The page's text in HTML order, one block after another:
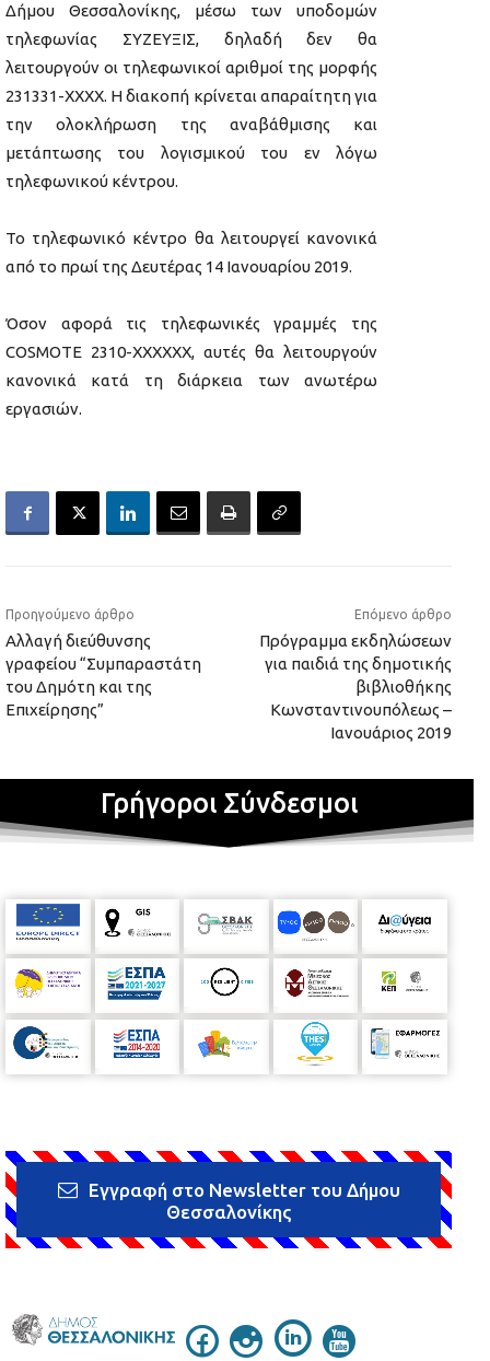
Δήμου Θεσσαλονίκης, μέσω των υποδομών
τηλεφωνίας ΣΥΖΕΥΞΙΣ, δηλαδή δεν θα
λειτουργούν οι τηλεφωνικοί αριθμοί της μορφής
231331-ΧΧΧΧ. Η διακοπή κρίνεται απαραίτητη για
την ολοκλήρωση της αναβάθμισης και
μετάπτωσης του λογισμικού του εν λόγω
τηλεφωνικού κέντρου.
Το τηλεφωνικό κέντρο θα λειτουργεί κανονικά
από το πρωί της Δευτέρας 14 Ιανουαρίου 2019.
Όσον αφορά τις τηλεφωνικές γραμμές της
COSMOTE 2310-ΧΧΧΧΧΧ, αυτές θα λειτουργούν
κανονικά κατά τη διάρκεια των ανωτέρω
εργασιών.
Προηγούμενο άρθρο
Αλλαγή διεύθυνσης
γραφείου “Συμπαραστάτη
του Δημότη και της
Επιχείρησης”
Επόμενο άρθρο
Πρόγραμμα εκδηλώσεων
για παιδιά της δημοτικής
βιβλιοθήκης
Κωνσταντινουπόλεως –
Ιανουάριος 2019
Γρήγοροι Σύνδεσμοι
Εγγραφή στο Newsletter του Δήμου
Θεσσαλονίκης